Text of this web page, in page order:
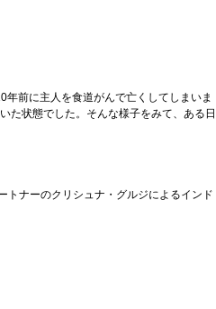
前に主人を食道がんで亡くしてしまいま
た状態でした。そんな様子をみて、ある日
トナーのクリシュナ・グルジによるインド